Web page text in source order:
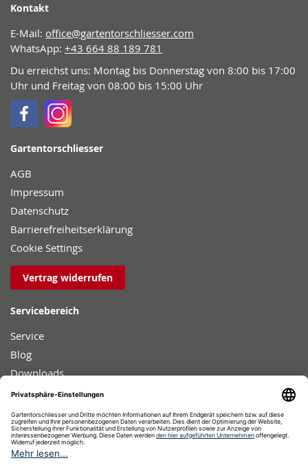
Kontakt
E-Mail: office@gartentorschliesser.com
WhatsApp: +43 664 88 189 781
Du erreichst uns: Montag bis Donnerstag von 8:00 bis 17:00
Uhr und Freitag von 08:00 bis 15:00 Uhr
Gartentorschliesser
AGB
Impressum
Datenschutz
Barrierefreiheitserklärung
Cookie Settings
Vertrag widerrufen
Servicebereich
Service
Blog
Downloads
Sicherheit